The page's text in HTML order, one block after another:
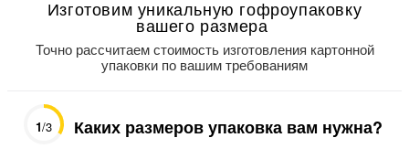
Изготовим уникальную гофроупаковку
вашего размера
Точно рассчитаем стоимость изготовления картонной
упаковки по вашим требованиям
1/3 Каких размеров упаковка вам нужна?